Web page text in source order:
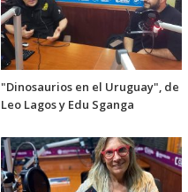
"Dinosaurios en el Uruguay", de
Leo Lagos y Edu Sganga